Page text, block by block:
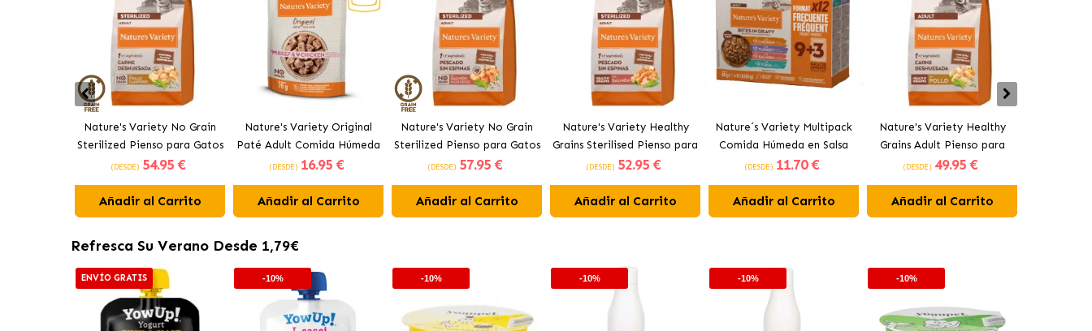
Nature's Variety No Grain
Sterilized Pienso para Gatos
Esterilizados con Pollo
(DESDE) 54.95 €
Añadir al Carrito
Nature's Variety Original
Paté Adult Comida Húmeda
para Gatos con Buey y Pollo
(DESDE) 16.95 €
Añadir al Carrito
Nature's Variety No Grain
Sterilized Pienso para Gatos
Esterilizados con Salmón
(DESDE) 57.95 €
Añadir al Carrito
Nature's Variety Healthy
Grains Sterilised Pienso para
Gatos Esterilizados con
(DESDE) 52.95 €
Añadir al Carrito
Nature´s Variety Multipack
Comida Húmeda en Salsa
para Gatos con Pollo, Pavo,
(DESDE) 11.70 €
Añadir al Carrito
Nature's Variety Healthy
Grains Adult Pienso para
Gatos con Pollo
(DESDE) 49.95 €
Añadir al Carrito
Refresca Su Verano Desde 1,79€
ENVÍO GRATIS -10% -10% -10% -10% -10%